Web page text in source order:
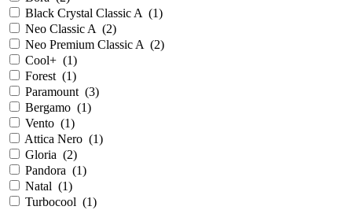
Black Crystal Classic A (1)
Neo Classic A (2)
Neo Premium Classic A (2)
Cool+ (1)
Forest (1)
Paramount (3)
Bergamo (1)
Vento (1)
Attica Nero (1)
Gloria (2)
Pandora (1)
Natal (1)
Turbocool (1)